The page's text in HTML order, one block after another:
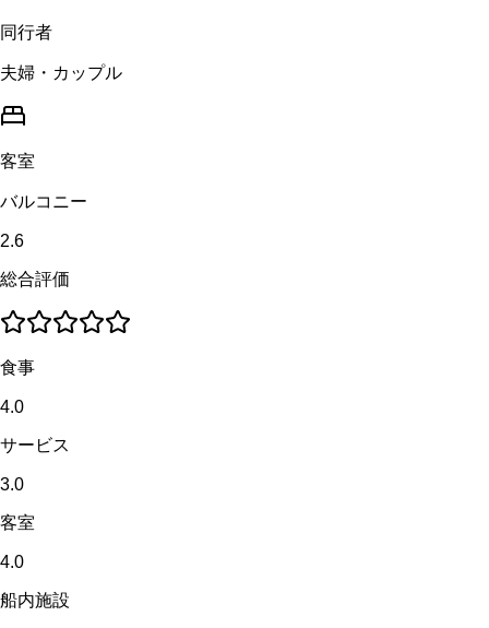
同行者
夫婦・カップル
客室
バルコニー
2.6
総合評価
食事
4.0
サービス
3.0
客室
4.0
船内施設